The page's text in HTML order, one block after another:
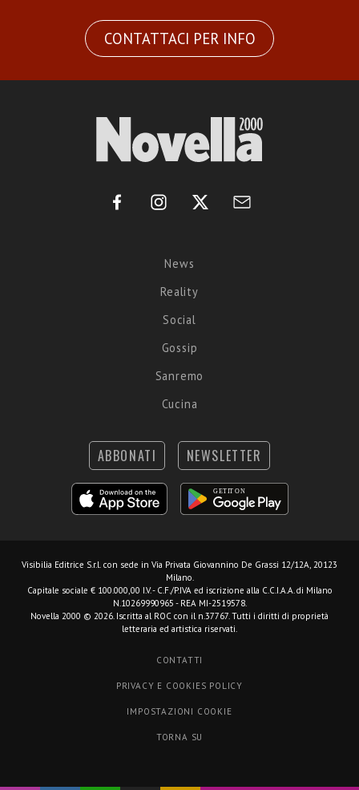
CONTATTACI PER INFO
News
Reality
Social
Gossip
Sanremo
Cucina
ABBONATI NEWSLETTER
Visibilia Editrice S.r.l. con sede in Via Privata Giovannino De Grassi 12/12A, 20123
Milano.
Capitale sociale € 100.000,00 I.V. - C.F./P.IVA ed iscrizione alla C.C.I.A.A. di Milano
N.10269990965 - REA MI-2519578.
Novella 2000 © 2026. Iscritta al ROC con il n.37767. Tutti i diritti di proprietà
letteraria ed artistica riservati.
CONTATTI
PRIVACY E COOKIES POLICY
IMPOSTAZIONI COOKIE
TORNA SU